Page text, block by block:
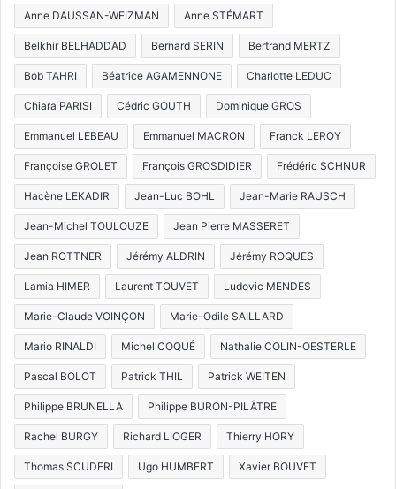
Anne DAUSSAN-WEIZMAN Anne STÉMART
Belkhir BELHADDAD Bernard SERIN Bertrand MERTZ
Bob TAHRI Béatrice AGAMENNONE Charlotte LEDUC
Chiara PARISI Cédric GOUTH Dominique GROS
Emmanuel LEBEAU Emmanuel MACRON Franck LEROY
Françoise GROLET François GROSDIDIER Frédéric SCHNUR
Hacène LEKADIR Jean-Luc BOHL Jean-Marie RAUSCH
Jean-Michel TOULOUZE Jean Pierre MASSERET
Jean ROTTNER Jérémy ALDRIN Jérémy ROQUES
Lamia HIMER Laurent TOUVET Ludovic MENDES
Marie-Claude VOINÇON Marie-Odile SAILLARD
Mario RINALDI Michel COQUÉ Nathalie COLIN-OESTERLE
Pascal BOLOT Patrick THIL Patrick WEITEN
Philippe BRUNELLA Philippe BURON-PILÂTRE
Rachel BURGY Richard LIOGER Thierry HORY
Thomas SCUDERI Ugo HUMBERT Xavier BOUVET